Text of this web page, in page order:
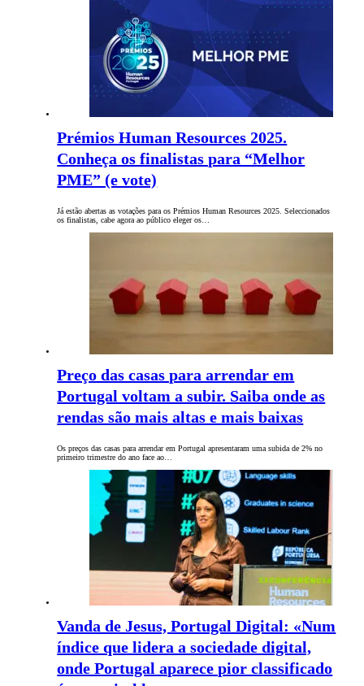
Prémios Human Resources 2025.
Conheça os finalistas para “Melhor
PME” (e vote)
Já estão abertas as votações para os Prémios Human Resources 2025. Seleccionados
os finalistas, cabe agora ao público eleger os…
Preço das casas para arrendar em
Portugal voltam a subir. Saiba onde as
rendas são mais altas e mais baixas
Os preços das casas para arrendar em Portugal apresentaram uma subida de 2% no
primeiro trimestre do ano face ao…
Vanda de Jesus, Portugal Digital: «Num
índice que lidera a sociedade digital,
onde Portugal aparece pior classificado